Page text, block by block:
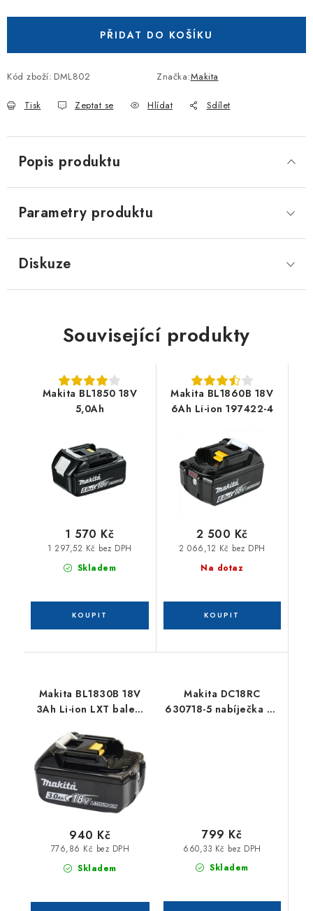
PŘIDAT DO KOŠÍKU
Kód zboží: DML802 Značka:Makita
Tisk Zeptat se Hlídat Sdílet
Popis produktu
Parametry produktu
Diskuze
Související produkty
Makita BL1850 18V
5,0Ah
Skladem
1 297,52 Kč bez DPH
1 570 Kč
Makita BL1860B 18V
6Ah Li-ion 197422-4
Na dotaz
2 066,12 Kč bez DPH
2 500 Kč
Makita BL1830B 18V
3Ah Li-ion LXT balení
Skladem
776,86 Kč bez DPH
940 Kč
Makita DC18RC
630718-5 nabíječka Li-
Skladem
660,33 Kč bez DPH
799 Kč